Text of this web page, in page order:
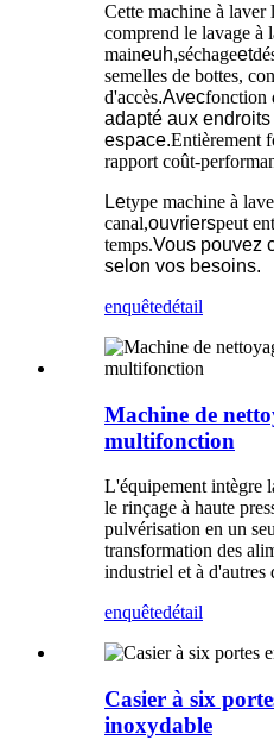
Cette machine à laver
comprend le lavage à
maineuh,séchageet
semelles de bottes,
d'accès.Avecfonction
adapté aux
espace.Entièrement
rapport coût-
Letype machine à
canal,ouvrierspeut
temps.Vous pouvez
selon vos besoins.
enquêtedétail
Machine de
multifonction
L'équipement intègre
le rinçage à haute
pulvérisation en un
transformation des
industriel et à d'autres
enquêtedétail
Casier à six
inoxydable